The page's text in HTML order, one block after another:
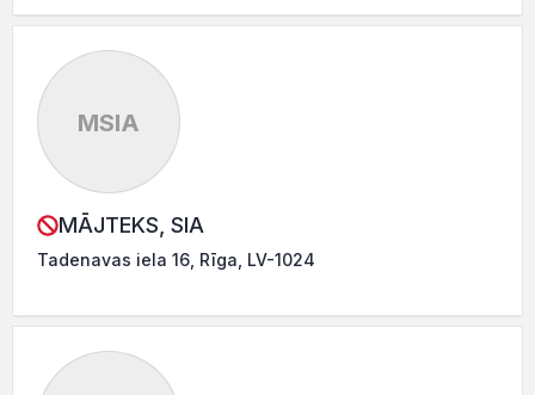
MSIA
MĀJTEKS, SIA
Tadenavas iela 16, Rīga, LV-1024